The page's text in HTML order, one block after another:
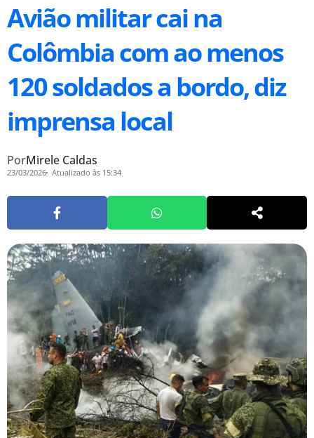
Avião militar cai na
Colômbia com ao menos
120 soldados a bordo, diz
imprensa local
PorMirele Caldas
23/03/2026 Atualizado às 15:34